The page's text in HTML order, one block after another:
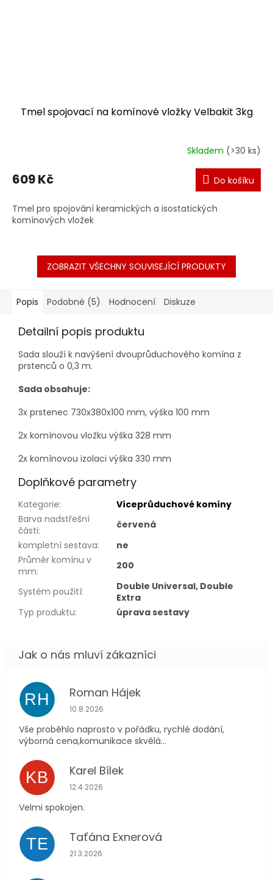
Tmel spojovací na komínové vložky Velbakit 3kg
Skladem (>30 ks)
609 Kč Do košíku
Tmel pro spojování keramických a isostatických
komínových vložek
ZOBRAZIT VŠECHNY SOUVISEJÍCÍ PRODUKTY
Popis Podobné (5) Hodnocení Diskuze
Detailní popis produktu
Sada slouží k navýšení dvouprůduchového komína z
prstenců o 0,3 m.
Sada obsahuje:
3x prstenec 730x380x100 mm, výška 100 mm
2x komínovou vložku výška 328 mm
2x komínovou izolaci výška 330 mm
Doplňkové parametry
Kategorie:
Víceprůduchové komíny
Barva nadstřešní
části:
červená
kompletní sestava:
ne
Průměr komínu v
mm: 200
Systém použití:
Double Universal, Double
Extra
Typ produktu: úprava sestavy
RH Roman Hájek
Hodnocení obchodu je 5 z 5 hvězdiček.
10.8.2026
Vše proběhlo naprosto v pořádku, rychlé dodání,
výborná cena,komunikace skvělá...
KB Karel Bílek
Hodnocení obchodu je 5 z 5 hvězdiček.
12.4.2026
Velmi spokojen.
TE Taťána Exnerová
Hodnocení obchodu je 5 z 5 hvězdiček.
21.3.2026